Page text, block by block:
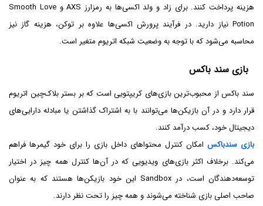
هزینه پرداخت کنند. برای زاد و ولد اکسی‌ها به رمزارز AXS و Smooth Love
Potion نیاز دارید. در فرآیند پرورش اکسی‌ها علاوه بر توکن، هزینه گاز نیز
محاسبه می‌شود که با توجه به وضعیت شبکه اتریوم متغیر است.
بازی سند باکس
سند باکس از محبوب‌ترین بازی‌های کریپتویی است که بر بستر بلاک‌چین اتریوم
قرار دارد و در آن بازیکن‌ها می‌توانند با به اشتراک گذاشتن یا مبادله دارایی‌های
دیجیتال خود، کسب درآمد کنند.
بازی سندباکس امکان کنترل محتواهای داخل بازی را برای خود گیمرها فراهم
می‌کند. برخلاف اکثر بازی‌های ویدیویی که در آن‌ها کنترل همه چیز در اختیار
توسعه‌دهندگان است، در Sandbox این خود بازیکن‌ها هستند که به عنوان
صاحب اصلی بازی شناخته می‌شوند و همه چیز را تحت نظر دارند.